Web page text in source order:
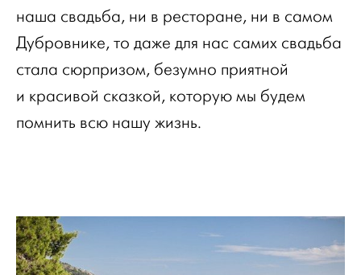
наша свадьба, ни в ресторане, ни в самом
Дубровнике, то даже для нас самих свадьба
стала сюрпризом, безумно приятной
и красивой сказкой, которую мы будем
помнить всю нашу жизнь.